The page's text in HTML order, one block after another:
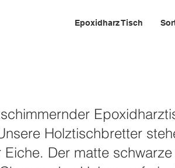
Epoxidharz Tisch
Holztischbretter
Der matte